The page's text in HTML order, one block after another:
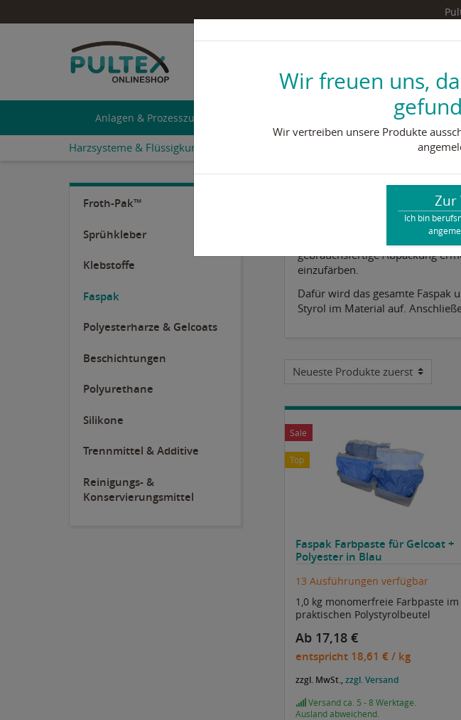
Anlagen & Prozesszubehör Pumpen & Fördersysteme
Harzsysteme & Flüssigkunststoffe
Froth-Pak™
Sprühkleber
Klebstoffe
Faspak
Polyesterharze & Gelcoats
Beschichtungen
Polyurethane
Silikone
Trennmittel & Additive
Reinigungs- &
Konservierungsmittel
Unsere Faspaks sind
gebrauchsfertige Abpackung
einzufärben.
Dafür wird das gesamte Faspak
Styrol im Material auf.
Sale
Top
Faspak Farbpaste für Gelcoat +
Polyester in Blau
13 Ausführungen verfügbar
1,0 kg monomerfreie Farbpaste im
praktischen Polystyrolbeutel
Ab 17,18 €
entspricht 18,61 € / kg
zzgl. MwSt.,zzgl. Versand
Versand ca. 5 - 8 Werktage.
Ausland abweichend.
Wir freuen uns,
Wir vertreiben unsere Produkte
Zur
Ich bin